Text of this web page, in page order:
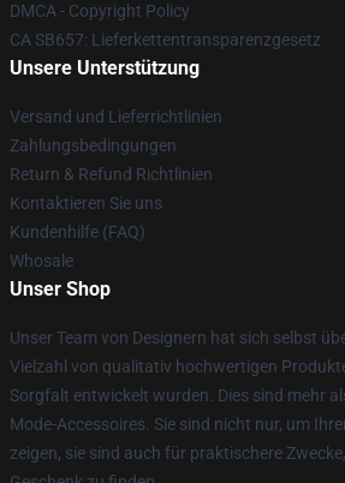
DMCA - Copyright Policy
CA SB657: Lieferkettentransparenzgesetz
Unsere Unterstützung
Versand und Lieferrichtlinien
Zahlungsbedingungen
Return & Refund Richtlinien
Kontaktieren Sie uns
Kundenhilfe (FAQ)
Whosale
Unser Shop
Unser Team von Designern hat sich selbst
Vielzahl von qualitativ hochwertigen
Sorgfalt entwickelt wurden. Dies sind mehr
Mode-Accessoires. Sie sind nicht nur, um
zeigen, sie sind auch für praktischere